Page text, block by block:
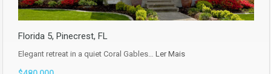
Florida 5, Pinecrest, FL
Elegant retreat in a quiet Coral Gables… Ler Mais